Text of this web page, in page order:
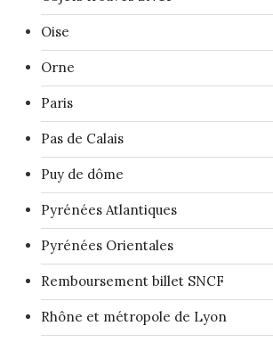
Oise
Orne
Paris
Pas de Calais
Puy de dôme
Pyrénées Atlantiques
Pyrénées Orientales
Remboursement billet SNCF
Rhône et métropole de Lyon